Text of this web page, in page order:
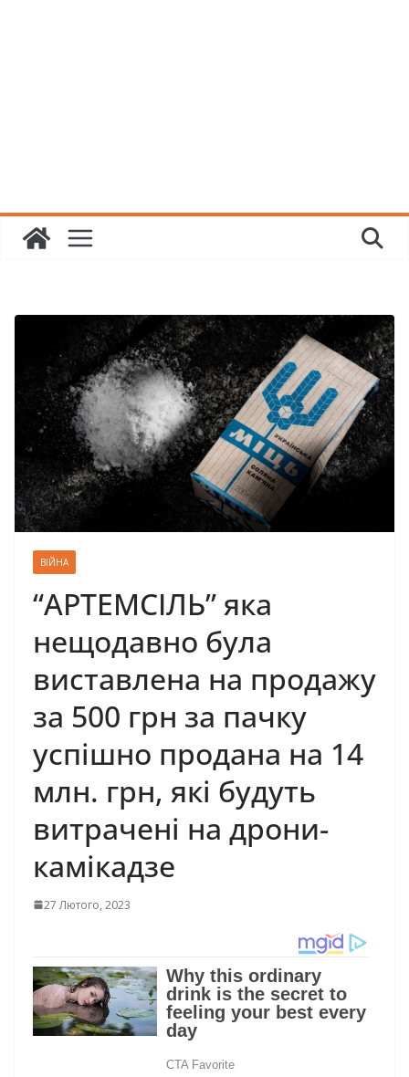
ВІЙНА
“АРТЕМСІЛЬ” яка
нещодавно була
виставлена на продажу
за 500 грн за пачку
успішно продана на 14
млн. грн, які будуть
витрачені на дрони-
камікадзе
27 Лютого, 2023